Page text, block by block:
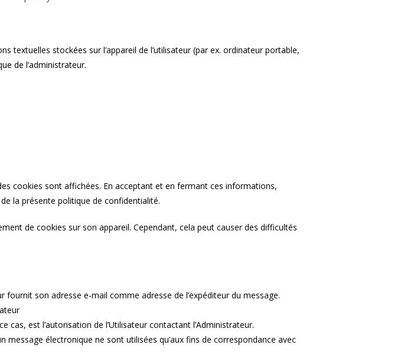
textuelles stockées sur l’appareil de l’utilisateur (par ex. ordinateur portable,
de l’administrateur.
cookies sont affichées. En acceptant et en fermant ces informations,
la présente politique de confidentialité.
de cookies sur son appareil. Cependant, cela peut causer des difficultés
fournit son adresse e-mail comme adresse de l’expéditeur du message.
est l’autorisation de l’Utilisateur contactant l’Administrateur.
message électronique ne sont utilisées qu’aux fins de correspondance avec